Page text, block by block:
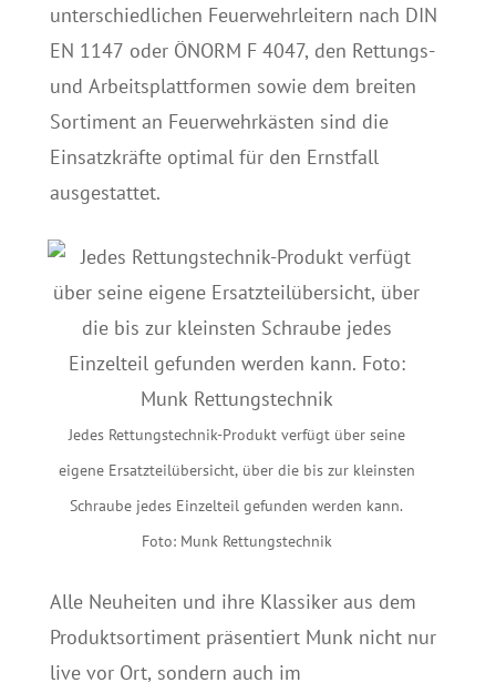
unterschiedlichen Feuerwehrleitern nach DIN
EN 1147 oder ÖNORM F 4047, den Rettungs-
und Arbeitsplattformen sowie dem breiten
Sortiment an Feuerwehrkästen sind die
Einsatzkräfte optimal für den Ernstfall
ausgestattet.
Jedes Rettungstechnik-Produkt verfügt über seine
eigene Ersatzteilübersicht, über die bis zur kleinsten
Schraube jedes Einzelteil gefunden werden kann.
Foto: Munk Rettungstechnik
Alle Neuheiten und ihre Klassiker aus dem
Produktsortiment präsentiert Munk nicht nur
live vor Ort, sondern auch im